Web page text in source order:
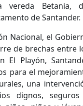
vereda Betania,
de Santander.
Nacional, el
de brechas entre
Playón,
para el
una
dignos,